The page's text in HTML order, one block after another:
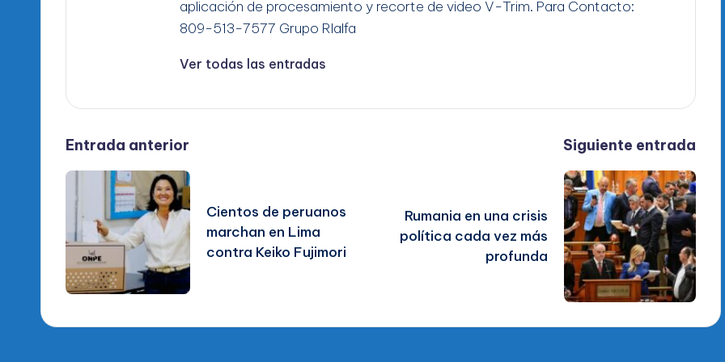
aplicación de procesamiento y recorte de video V-Trim. Para Contacto:
809-513-7577 Grupo RIalfa
Ver todas las entradas
Navegación
de
entradas
Entrada anterior
Cientos de peruanos
marchan en Lima
contra Keiko Fujimori
Siguiente entrada
Rumania en una crisis
política cada vez más
profunda